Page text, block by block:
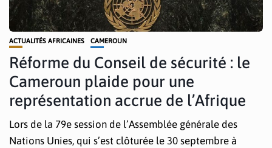
ACTUALITÉS AFRICAINES CAMEROUN
Réforme du Conseil de sécurité : le
Cameroun plaide pour une
représentation accrue de l’Afrique
Lors de la 79e session de l’Assemblée générale des
Nations Unies, qui s’est clôturée le 30 septembre à